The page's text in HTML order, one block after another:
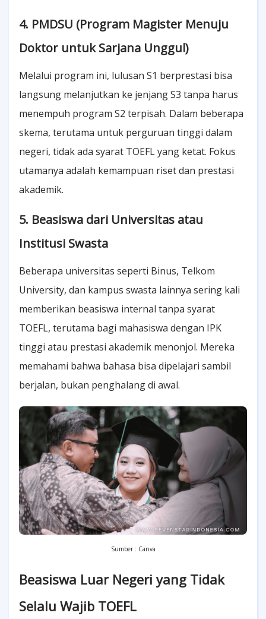
4. PMDSU (Program Magister Menuju
Doktor untuk Sarjana Unggul)
Melalui program ini, lulusan S1 berprestasi bisa
langsung melanjutkan ke jenjang S3 tanpa harus
menempuh program S2 terpisah. Dalam beberapa
skema, terutama untuk perguruan tinggi dalam
negeri, tidak ada syarat TOEFL yang ketat. Fokus
utamanya adalah kemampuan riset dan prestasi
akademik.
5. Beasiswa dari Universitas atau
Institusi Swasta
Beberapa universitas seperti Binus, Telkom
University, dan kampus swasta lainnya sering kali
memberikan beasiswa internal tanpa syarat
TOEFL, terutama bagi mahasiswa dengan IPK
tinggi atau prestasi akademik menonjol. Mereka
memahami bahwa bahasa bisa dipelajari sambil
berjalan, bukan penghalang di awal.
Sumber : Canva
Beasiswa Luar Negeri yang Tidak
Selalu Wajib TOEFL